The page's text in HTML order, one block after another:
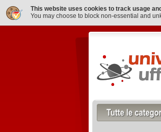
This website uses cookies to track usage
You may choose to block non-essential and